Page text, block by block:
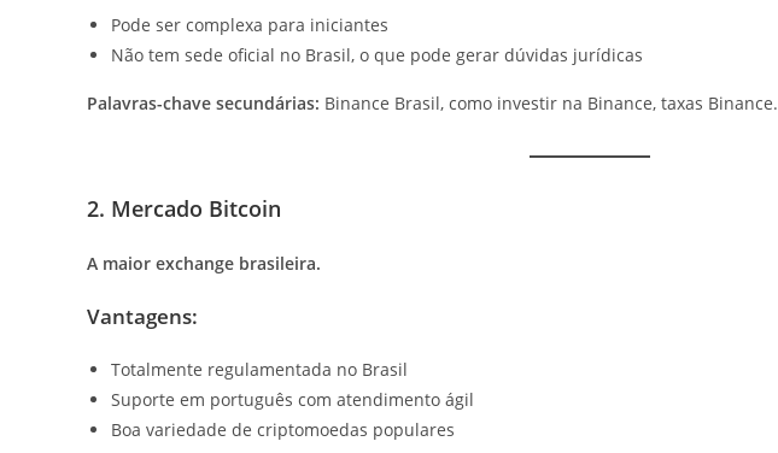
Pode ser complexa para iniciantes
Não tem sede oficial no Brasil, o que pode gerar dúvidas jurídicas
Palavras-chave secundárias: Binance Brasil, como investir na Binance, taxas Binance.
2. Mercado Bitcoin
A maior exchange brasileira.
Vantagens:
Totalmente regulamentada no Brasil
Suporte em português com atendimento ágil
Boa variedade de criptomoedas populares